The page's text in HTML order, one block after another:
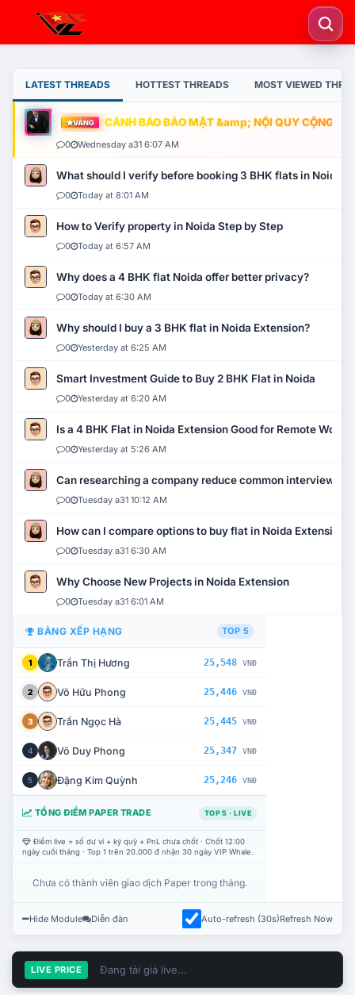
LATEST THREADS HOTTEST THREADS MOST VIEWED
VÀNG CẢNH BÁO BẢO MẬT &amp; NỘI QUY CỘNG
0 Wednesday a31 6:07 AM
What should I verify before booking 3 BHK flats in Noida?
0 Today at 8:01 AM
How to Verify property in Noida Step by Step
0 Today at 6:57 AM
Why does a 4 BHK flat Noida offer better privacy?
0 Today at 6:30 AM
Why should I buy a 3 BHK flat in Noida Extension?
0 Yesterday at 6:25 AM
Smart Investment Guide to Buy 2 BHK Flat in Noida
0 Yesterday at 6:20 AM
Is a 4 BHK Flat in Noida Extension Good for Remote Work?
0 Yesterday at 5:26 AM
Can researching a company reduce common interview
0 Tuesday a31 10:12 AM
How can I compare options to buy flat in Noida Extension?
0 Tuesday a31 6:30 AM
Why Choose New Projects in Noida Extension
0 Tuesday a31 6:01 AM
BẢNG XẾP HẠNG TOP 5
1 Trần Thị Hương 25,548 VNĐ
2 Võ Hữu Phong 25,446 VNĐ
3 Trần Ngọc Hà 25,445 VNĐ
4 Võ Duy Phong 25,347 VNĐ
5 Đặng Kim Quỳnh 25,246 VNĐ
TỔNG ĐIỂM PAPER TRADE TOP 5 · LIVE
Điểm live = số dư ví + ký quỹ + PnL chưa chốt · Chốt 12:00
ngày cuối tháng · Top 1 trên 20.000 đ nhận 30 ngày VIP Whale.
Chưa có thành viên giao dịch Paper trong tháng.
Hide Module Diễn đàn Auto-refresh (30s)Refresh Now
LIVE PRICE Đang tải giá live...